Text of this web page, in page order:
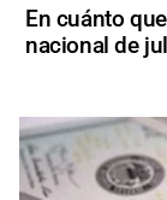
En cuánto
nacional de